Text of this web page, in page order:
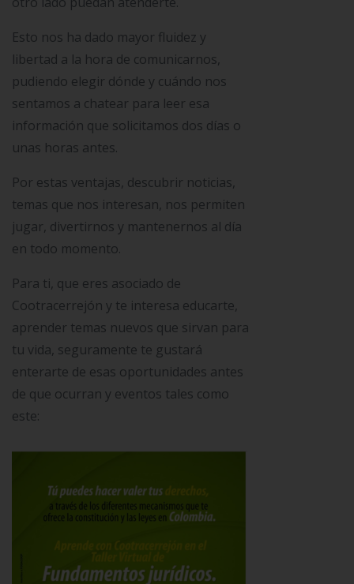
Esto nos ha dado mayor fluidez y
libertad a la hora de comunicarnos,
pudiendo elegir dónde y cuándo nos
sentamos a chatear para leer esa
información que solicitamos dos días o
unas horas antes.
Por estas ventajas, descubrir noticias,
temas que nos interesan, nos permiten
jugar, divertirnos y mantenernos al día
en todo momento.
Para ti, que eres asociado de
Cootracerrejón y te interesa educarte,
aprender temas nuevos que sirvan para
tu vida, seguramente te gustará
enterarte de esas oportunidades antes
de que ocurran y eventos tales como
este: